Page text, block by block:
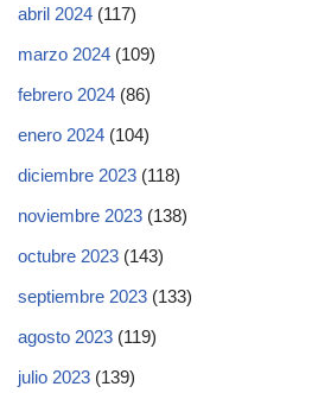
abril 2024 (117)
marzo 2024 (109)
febrero 2024 (86)
enero 2024 (104)
diciembre 2023 (118)
noviembre 2023 (138)
octubre 2023 (143)
septiembre 2023 (133)
agosto 2023 (119)
julio 2023 (139)